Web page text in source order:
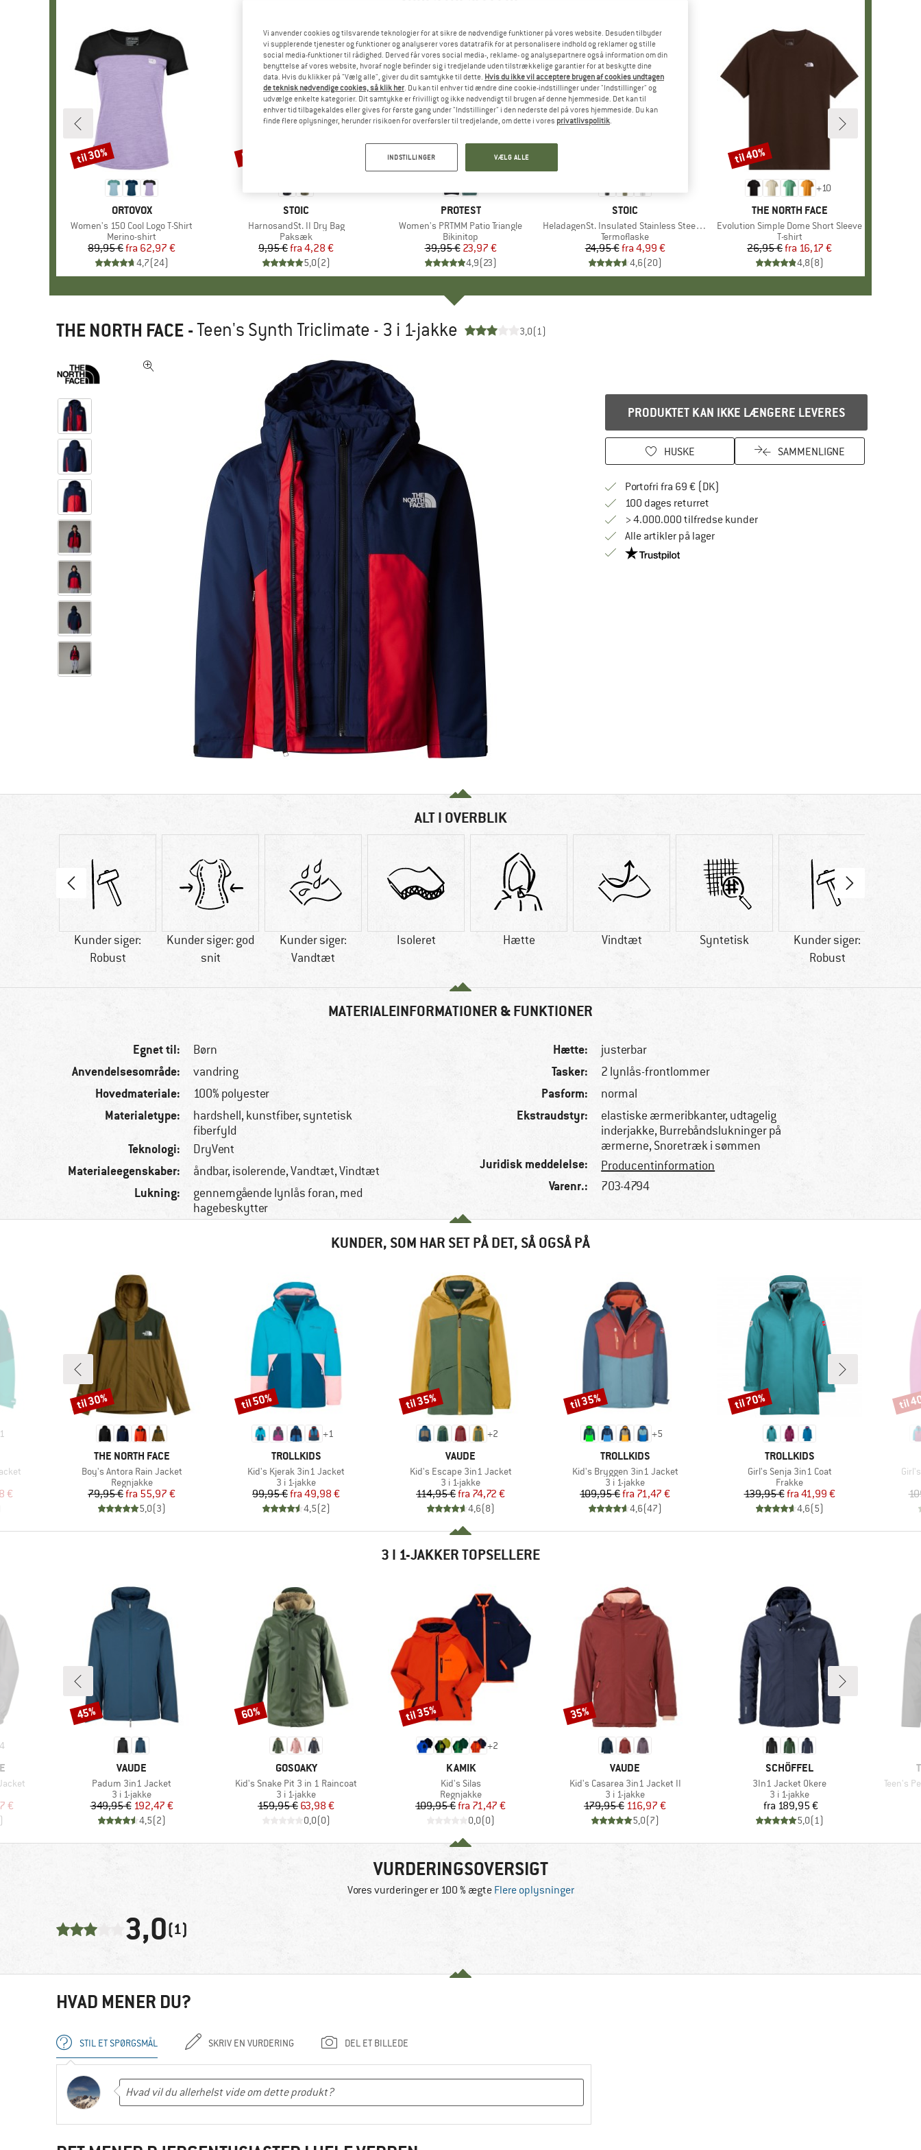
MÆRKE
ORTOVOX
Artikel
Women's 150 Cool Logo T-Shirt
Produktgruppe
Merino-shirt
Pris
89,95 € Nedsat pris
fra 62,97 €
4,7(24)
Rabat
til 30%
MÆRKE
STOIC
Artikel
HarnosandSt. II Dry Bag
Produktgruppe
Paksæk
Pris
9,95 € Nedsat pris
fra 4,28 €
5,0(2)
Rabat
57%
MÆRKE
PROTEST
Artikel
Women's PRTMM Patio Triangle
Produktgruppe
Bikinitop
Pris
39,95 €Nedsat pris
23,97 €
4,9(23)
Rabat
40%
MÆRKE
STOIC
Artikel
HeladagenSt. Insulated Stainless Steel Bottle 500
Produktgruppe
Termoflaske
Pris
24,95 € Nedsat pris
fra 4,99 €
4,6(20)
+10
MÆRKE
THE NORTH FACE
Artikel
Evolution Simple Dome Short Sleeve
Produktgruppe
T-shirt
Pris
26,95 € Nedsat pris
fra 16,17 €
4,8(8)
Rabat
til 40%
THE NORTH FACE -Teen's Synth Triclimate - 3 i 1-jakke 3,0(1)
PRODUKTET KAN IKKE LÆNGERE LEVERES
HUSKE SAMMENLIGNE
Portofri fra 69 € (DK)
100 dages returretGå til returretten her Åbnes i en infoboks
> 4.000.000 tilfredse kunder
Alle artikler på lager
Vi er Trustpilot-certificeret - oplysningerne får du
ALT I OVERBLIK
Kunder siger:
Robust
Kunder siger: god
snit
Kunder siger:
Vandtæt
Isoleret Hætte Vindtæt Syntetisk
Kunder siger:
Robust
MATERIALEINFORMATIONER & FUNKTIONER
Egnet til: Børn
Anvendelsesområde: vandring
Hovedmateriale: 100% polyester
Materialetype:
hardshell, kunstfiber, syntetisk
fiberfyld
Teknologi: DryVent
Materialeegenskaber: åndbar, isolerende, Vandtæt, Vindtæt
Lukning:
gennemgående lynlås foran, med
hagebeskytter
Hætte: justerbar
Tasker: 2 lynlås-frontlommer
Pasform: normal
Ekstraudstyr:
elastiske ærmeribkanter, udtagelig
inderjakke, Burrebåndslukninger på
ærmerne, Snoretræk i sømmen
Juridisk meddelelse: Producentinformation
Varenr.: 703-4794
KUNDER, SOM HAR SET PÅ DET, SÅ OGSÅ PÅ
1
€
MÆRKE
THE NORTH FACE
Artikel
Boy's Antora Rain Jacket
Produktgruppe
Regnjakke
Pris
79,95 € Nedsat pris
fra 55,97 €
5,0(3)
Rabat
til 30%
+1
MÆRKE
TROLLKIDS
Artikel
Kid's Kjerak 3in1 Jacket
Produktgruppe
3 i 1-jakke
Pris
99,95 € Nedsat pris
fra 49,98 €
4,5(2)
Rabat
til 50%
+2
MÆRKE
VAUDE
Artikel
Kid's Escape 3in1 Jacket
Produktgruppe
3 i 1-jakke
Pris
114,95 € Nedsat pris
fra 74,72 €
4,6(8)
Rabat
til 35%
+5
MÆRKE
TROLLKIDS
Artikel
Kid's Bryggen 3in1 Jacket
Produktgruppe
3 i 1-jakke
Pris
109,95 € Nedsat pris
fra 71,47 €
4,6(47)
Rabat
til 35%
MÆRKE
TROLLKIDS
Artikel
Girl's Senja 3in1 Coat
Produktgruppe
Frakke
Pris
139,95 € Nedsat pris
fra 41,99 €
4,6(5)
Rabat
til 70% Rabat
til
3 I 1-JAKKER TOPSELLERE
4
€
MÆRKE
VAUDE
Artikel
Padum 3in1 Jacket
Produktgruppe
3 i 1-jakke
Pris
349,95 €Nedsat pris
192,47 €
4,5(2)
Rabat
45%
MÆRKE
GOSOAKY
Artikel
Kid's Snake Pit 3 in 1 Raincoat
Produktgruppe
3 i 1-jakke
Pris
159,95 €Nedsat pris
63,98 €
0,0(0)
Rabat
60%
+2
MÆRKE
KAMIK
Artikel
Kid's Silas
Produktgruppe
Regnjakke
Pris
109,95 € Nedsat pris
fra 71,47 €
0,0(0)
Rabat
til 35%
MÆRKE
VAUDE
Artikel
Kid's Casarea 3in1 Jacket II
Produktgruppe
3 i 1-jakke
Pris
179,95 €Nedsat pris
116,97 €
5,0(7)
Rabat
35%
MÆRKE
SCHÖFFEL
Artikel
3In1 Jacket Okere
Produktgruppe
3 i 1-jakke
Pris
fra 189,95 €
5,0(1)
Artikel
Teen's
VURDERINGSOVERSIGT
Vores vurderinger er 100 % ægte Flere oplysninger
3,0(1)
HVAD MENER DU?
STIL ET SPØRGSMÅL SKRIV EN VURDERING DEL ET BILLEDE
Vi anvender cookies og tilsvarende teknologier for at sikre de nødvendige funktioner på vores website. Desuden tilbyder
vi supplerende tjenester og funktioner og analyserer vores datatrafik for at personalisere indhold og reklamer og stille
social media-funktioner til rådighed. Derved får vores social media-, reklame- og analysepartnere også information om din
benyttelse af vores website, hvoraf nogle befinder sig i tredjelande uden tilstrækkelige garantier for at beskytte dine
data. Hvis du klikker på "Vælg alle", giver du dit samtykke til dette. Hvis du ikke vil acceptere brugen af cookies undtagen
de teknisk nødvendige cookies, så klik her. Du kan til enhver tid ændre dine cookie-indstillinger under "Indstillinger" og
udvælge enkelte kategorier. Dit samtykke er frivilligt og ikke nødvendigt til brugen af denne hjemmeside. Det kan til
enhver tid tilbagekaldes eller gives for første gang under "Indstillinger" i den nederste del på vores hjemmeside. Du kan
finde flere oplysninger, herunder risikoen for overførsler til tredjelande, om dette i vores privatlivspolitik.
INDSTILLINGER VÆLG ALLE